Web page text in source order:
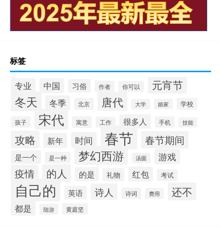
标签
专业 中国 习俗 作者 你可以 元宵节
冬天 冬季 北京 唐代 大学 娘家 学校
孩子 宋代 寓意 工作 很多人 手机 技能
攻略 新年 时间 春节 春节期间
是一个 是一种 梦幻西游 汤圆 游戏
疫情 的人 的是 礼物 红包 考试
自己的 英语 诗人 诗词 费用 还不
都是 陆游 黄庭坚